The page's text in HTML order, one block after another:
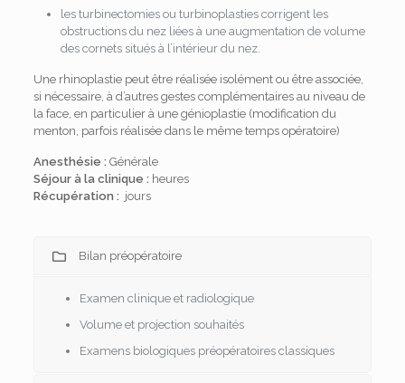
les turbinectomies ou turbinoplasties corrigent les
obstructions du nez liées à une augmentation de volume
des cornets situés à l’intérieur du nez.
Une rhinoplastie peut être réalisée isolément ou être associée,
si nécessaire, à d’autres gestes complémentaires au niveau de
la face, en particulier à une génioplastie (modification du
menton, parfois réalisée dans le même temps opératoire)
Anesthésie : Générale
Séjour à la clinique : heures
Récupération : jours
Bilan préopératoire
Examen clinique et radiologique
Volume et projection souhaités
Examens biologiques préopératoires classiques